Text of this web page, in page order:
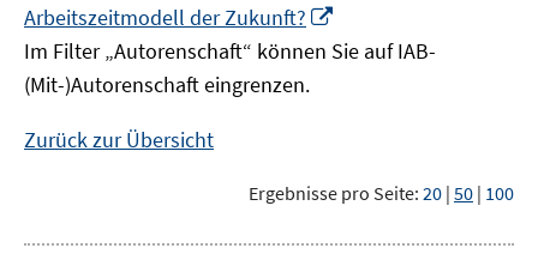
Arbeitszeitmodell der Zukunft?
neuem
Im Filter „Autorenschaft“ können Sie auf IAB-
(Mit-)Autorenschaft eingrenzen.
Zurück zur Übersicht
Ergebnisse pro Seite: 20 | 50 | 100